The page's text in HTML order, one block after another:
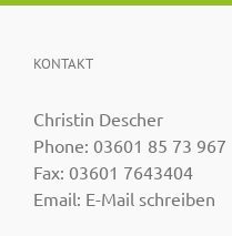
KONTAKT
Christin Descher
Phone: 03601 85 73 967
Fax: 03601 7643404
Email: E-Mail schreiben